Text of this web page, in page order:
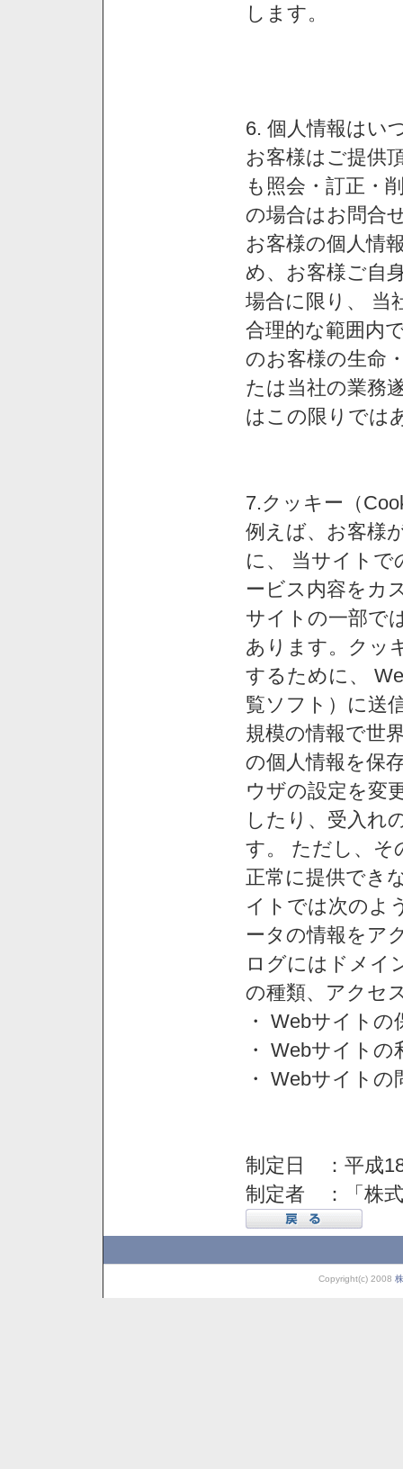
します。
6. 個人情報はい
お客様はご提供
も照会・訂正・
の場合はお問合
お客様の個人情
め、お客様ご自
場合に限り、 当
合理的な範囲内
のお客様の生命
たは当社の業務
はこの限りでは
7.クッキー（
例えば、お客様
に、 当サイトで
ービス内容をカ
サイトの一部で
あります。クッ
するために、
覧ソフト）に送
規模の情報で世
の個人情報を保
ウザの設定を変
したり、受入れ
す。 ただし、そ
正常に提供でき
イトでは次のよ
ータの情報をア
ログにはドメイ
の種類、アクセ
・ Webサイトの
・ Webサイト
・ Webサイト
制定日 ：平成
制定者 ：「株
Copyright(c) 2008